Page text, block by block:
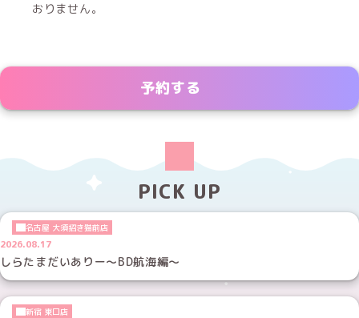
おりません。
予約する
PICK UP
名古屋 大須招き猫前店
2026.08.17
しらたまだいありー～BD航海編～
新宿 東口店